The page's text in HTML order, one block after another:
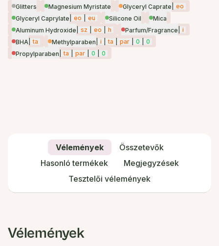
Glitters Magnesium Myristate Glyceryl Caprate
eo
Glyceryl Caprylate
eo eu Silicone Oil
Mica
Aluminum Hydroxide
sz eo h Parfum/Fragrance
i
BHA ta Methylparaben i ta par 0
0
Propylparaben
ta par 0 0
Vélemények
Összetevők
Hasonló termékek
Megjegyzések
Tesztelői vélemények
Vélemények